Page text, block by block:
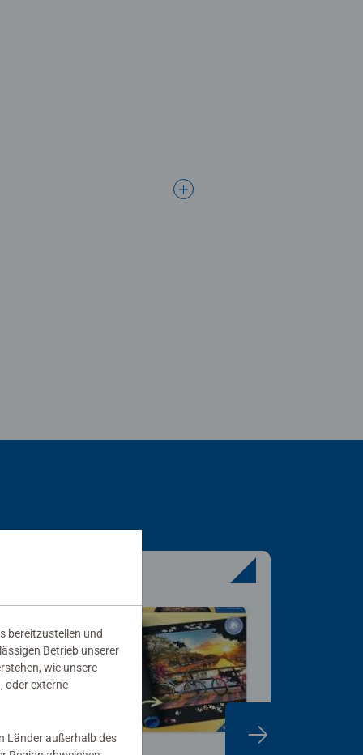
bereitzustellen und
Betrieb unserer
wie unsere
oder externe
Länder außerhalb des